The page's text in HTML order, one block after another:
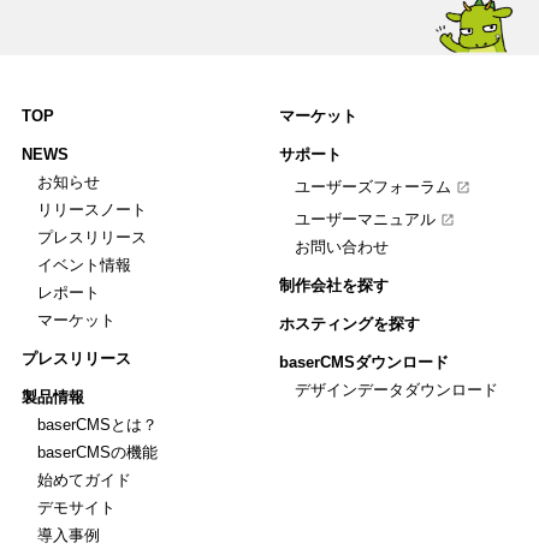
TOP
NEWS
お知らせ
リリースノート
プレスリリース
イベント情報
レポート
マーケット
プレスリリース
製品情報
baserCMSとは？
baserCMSの機能
始めてガイド
デモサイト
導入事例
マーケット
サポート
ユーザーズフォーラム
ユーザーマニュアル
お問い合わせ
制作会社を探す
ホスティングを探す
baserCMSダウンロード
デザインデータダウンロード